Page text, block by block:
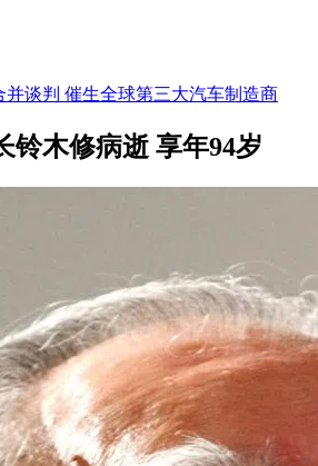
谈判 催生全球第三大汽车制造商
铃木修病逝 享年94岁